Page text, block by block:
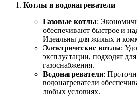
Котлы и водонагреватели
Газовые котлы:
обеспечивают быстрое и
Идеальны для жилых и
Электрические котлы:
эксплуатации, подходят
газоснабжения.
Водонагреватели:
водонагреватели
любых условиях.